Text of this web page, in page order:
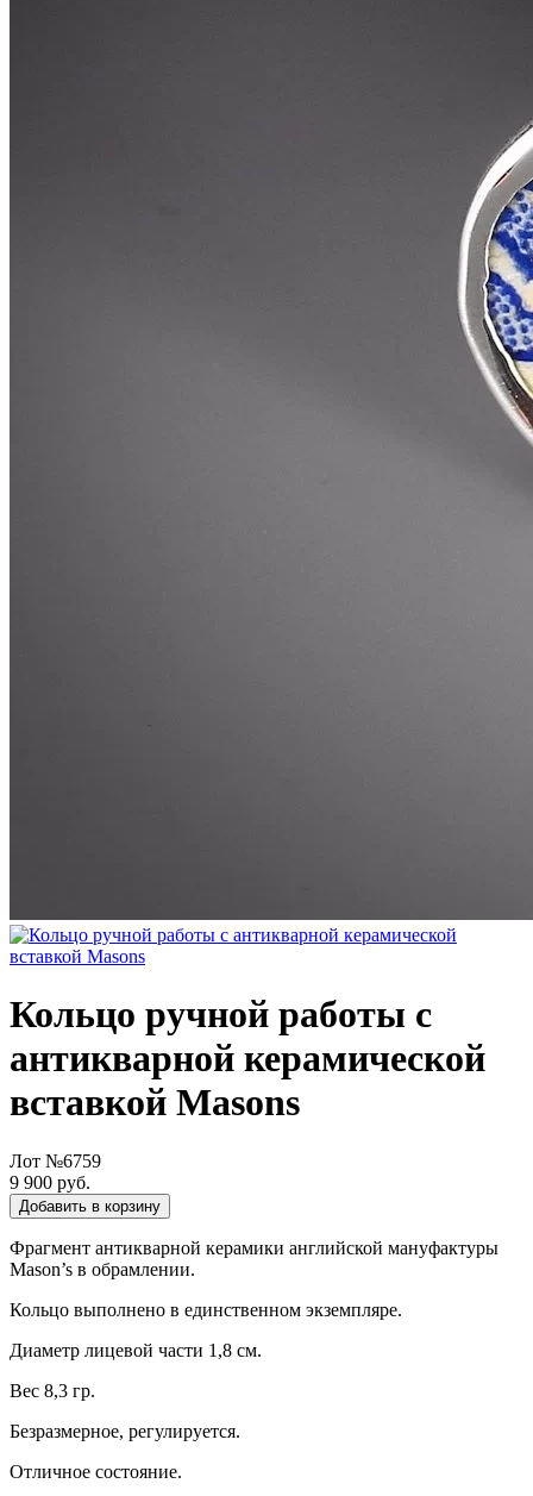
Кольцо ручной работы с
антикварной керамической
вставкой Masons
Лот №6759
9 900 руб.
Добавить в корзину
Фрагмент антикварной керамики английской мануфактуры
Mason’s в обрамлении.
Кольцо выполнено в единственном экземпляре.
Диаметр лицевой части 1,8 см.
Вес 8,3 гр.
Безразмерное, регулируется.
Отличное состояние.